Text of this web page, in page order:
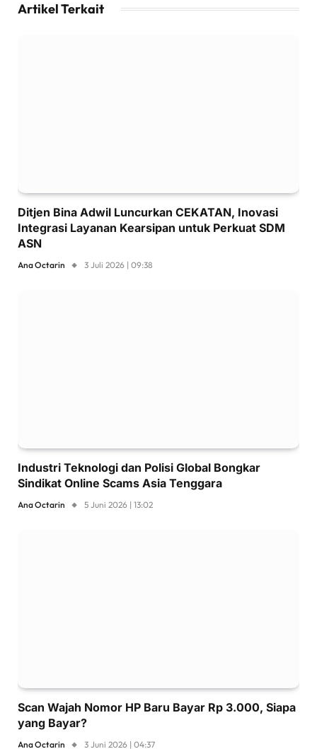
Artikel Terkait
Ditjen Bina Adwil Luncurkan CEKATAN, Inovasi
Integrasi Layanan Kearsipan untuk Perkuat SDM
ASN
Ana Octarin 3 Juli 2026 | 09:38
Industri Teknologi dan Polisi Global Bongkar
Sindikat Online Scams Asia Tenggara
Ana Octarin 5 Juni 2026 | 13:02
Scan Wajah Nomor HP Baru Bayar Rp 3.000, Siapa
yang Bayar?
Ana Octarin 3 Juni 2026 | 04:37